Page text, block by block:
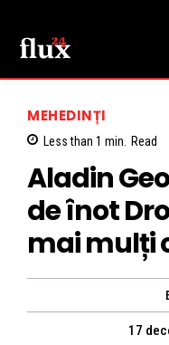
MEHEDINȚI
Less than 1 min. Read
Aladin
de înot
mai mulți
17